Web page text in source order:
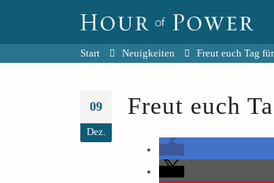
Start Neuigkeiten Freut euch Tag
09
Dez.
Freut euch